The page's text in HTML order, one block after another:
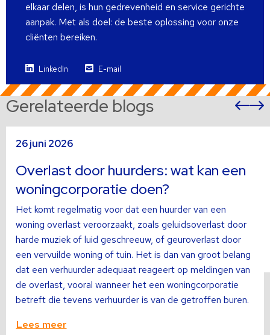
elkaar delen, is hun gedrevenheid en service gerichte
aanpak. Met als doel: de beste oplossing voor onze
cliënten bereiken.
LinkedIn E-mail
Gerelateerde blogs
26 juni 2026
Overlast door huurders: wat kan een
woningcorporatie doen?
Het komt regelmatig voor dat een huurder van een
woning overlast veroorzaakt, zoals geluidsoverlast door
harde muziek of luid geschreeuw, of geuroverlast door
een vervuilde woning of tuin. Het is dan van groot belang
dat een verhuurder adequaat reageert op meldingen van
de overlast, vooral wanneer het een woningcorporatie
betreft die tevens verhuurder is van de getroffen buren.
Lees meer
meer